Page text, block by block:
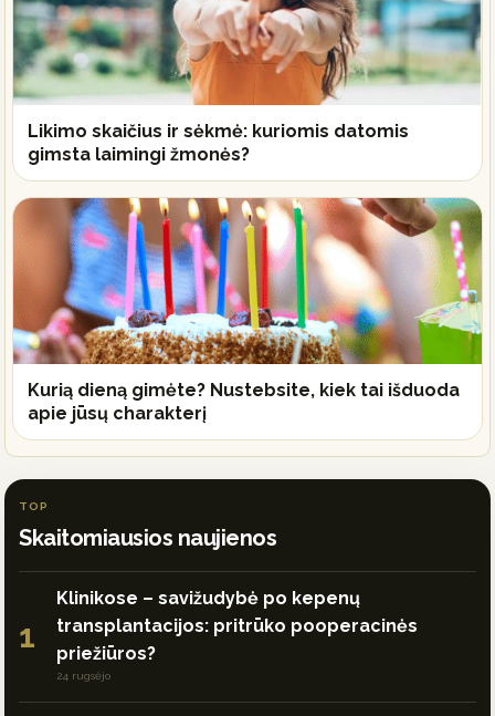
Likimo skaičius ir sėkmė: kuriomis datomis
gimsta laimingi žmonės?
Kurią dieną gimėte? Nustebsite, kiek tai išduoda
apie jūsų charakterį
TOP
Skaitomiausios naujienos
1
Klinikose – savižudybė po kepenų
transplantacijos: pritrūko pooperacinės
priežiūros?
24 rugsėjo